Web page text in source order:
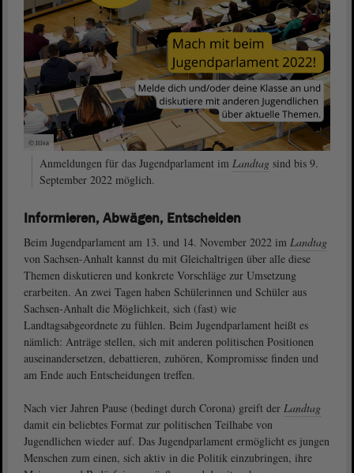
© ltlsa
Anmeldungen für das Jugendparlament im Landtag sind bis 9.
September 2022 möglich.
Informieren, Abwägen, Entscheiden
Beim Jugendparlament am 13. und 14. November 2022 im Landtag
von Sachsen-Anhalt kannst du mit Gleichaltrigen über alle diese
Themen diskutieren und konkrete Vorschläge zur Umsetzung
erarbeiten. An zwei Tagen haben Schülerinnen und Schüler aus
Sachsen-Anhalt die Möglichkeit, sich (fast) wie
Landtagsabgeordnete zu fühlen. Beim Jugendparlament heißt es
nämlich: Anträge stellen, sich mit anderen politischen Positionen
auseinandersetzen, debattieren, zuhören, Kompromisse finden und
am Ende auch Entscheidungen treffen.
Nach vier Jahren Pause (bedingt durch Corona) greift der Landtag
damit ein beliebtes Format zur politischen Teilhabe von
Jugendlichen wieder auf. Das Jugendparlament ermöglicht es jungen
Menschen zum einen, sich aktiv in die Politik einzubringen, ihre